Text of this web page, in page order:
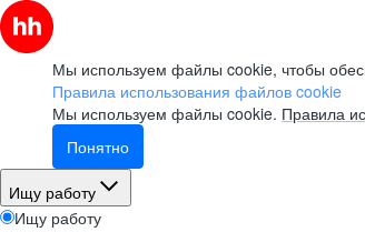
Мы используем файлы cookie, чтобы
Правила использования файлов cookie
Мы используем файлы cookie. Правила
Понятно
Ищу работу
Ищу работу